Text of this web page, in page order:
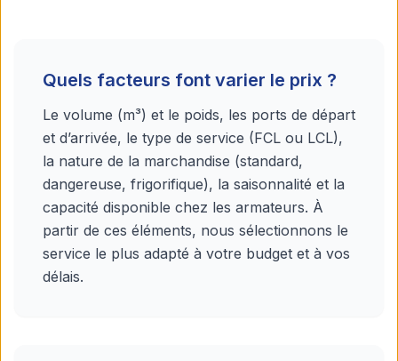
Quels facteurs font varier le prix ?
Le volume (m³) et le poids, les ports de départ
et d’arrivée, le type de service (FCL ou LCL),
la nature de la marchandise (standard,
dangereuse, frigorifique), la saisonnalité et la
capacité disponible chez les armateurs. À
partir de ces éléments, nous sélectionnons le
service le plus adapté à votre budget et à vos
délais.